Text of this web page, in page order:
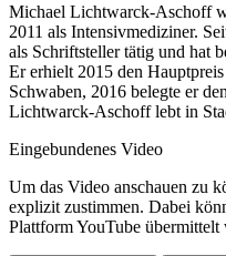
Michael Lichtwarck-Aschoff
2011 als Intensivmediziner.
als Schriftsteller tätig und hat
Er erhielt 2015 den
Schwaben, 2016 belegte er
Lichtwarck-Aschoff lebt in
Eingebundenes Video
Um das Video anschauen zu
explizit zustimmen. Dabei
Plattform YouTube übermittelt